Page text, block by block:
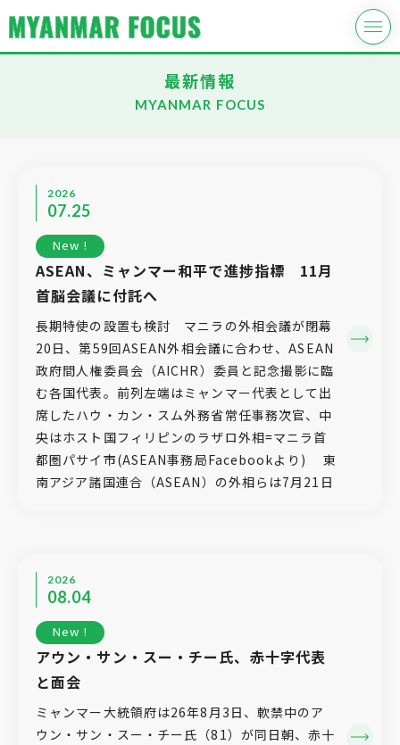
最新情報
MYANMAR FOCUS
2026
07.25
New !
ASEAN、ミャンマー和平で進捗指標 11月
首脳会議に付託へ
長期特使の設置も検討 マニラの外相会議が閉幕
20日、第59回ASEAN外相会議に合わせ、ASEAN
政府間人権委員会（AICHR）委員と記念撮影に臨
む各国代表。前列左端はミャンマー代表として出
席したハウ・カン・スム外務省常任事務次官、中
央はホスト国フィリピンのラザロ外相=マニラ首
都圏パサイ市(ASEAN事務局Facebookより) 東
南アジア諸国連合（ASEAN）の外相らは7月21日
2026
08.04
New !
アウン・サン・スー・チー氏、赤十字代表
と面会
ミャンマー大統領府は26年8月3日、軟禁中のア
ウン・サン・スー・チー氏（81）が同日朝、赤十